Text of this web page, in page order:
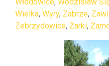
Wielka, Wyry, Zabrze,
Zebrzydowice, Żarki,